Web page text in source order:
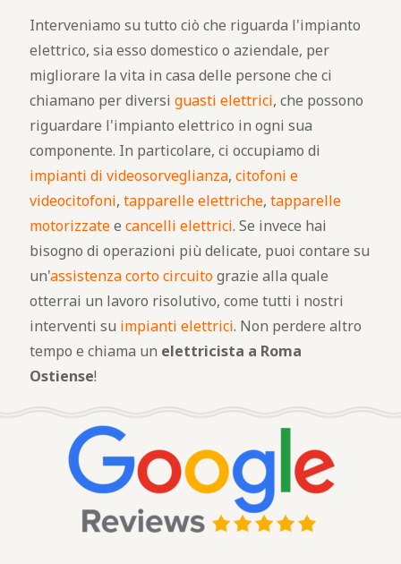
Interveniamo su tutto ciò che riguarda l'impianto
elettrico, sia esso domestico o aziendale, per
migliorare la vita in casa delle persone che ci
chiamano per diversi guasti elettrici, che possono
riguardare l'impianto elettrico in ogni sua
componente. In particolare, ci occupiamo di
impianti di videosorveglianza, citofoni e
videocitofoni, tapparelle elettriche, tapparelle
motorizzatee cancelli elettrici. Se invece hai
bisogno di operazioni più delicate, puoi contare su
un'assistenza corto circuitograzie alla quale
otterrai un lavoro risolutivo, come tutti i nostri
interventi su impianti elettrici. Non perdere altro
tempo e chiama un elettricista a Roma
Ostiense!